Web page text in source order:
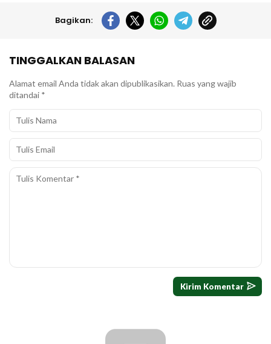
Bagikan:
TINGGALKAN BALASAN
Alamat email Anda tidak akan dipublikasikan. Ruas yang wajib
ditandai *